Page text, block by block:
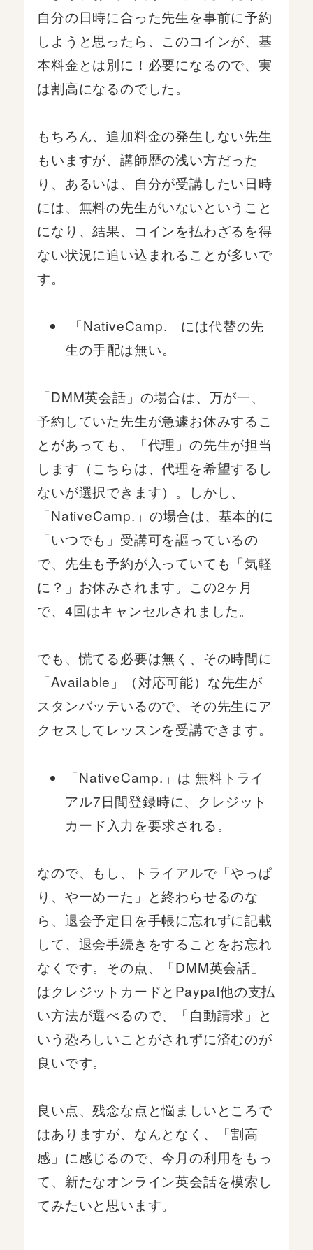
自分の日時に合った先生を事前に予約
しようと思ったら、このコインが、基
本料金とは別に！必要になるので、実
は割高になるのでした。
もちろん、追加料金の発生しない先生
もいますが、講師歴の浅い方だった
り、あるいは、自分が受講したい日時
には、無料の先生がいないということ
になり、結果、コインを払わざるを得
ない状況に追い込まれることが多いで
す。
「NativeCamp.」には代替の先
生の手配は無い。
「DMM英会話」の場合は、万が一、
予約していた先生が急遽お休みするこ
とがあっても、「代理」の先生が担当
します（こちらは、代理を希望するし
ないが選択できます）。しかし、
「NativeCamp.」の場合は、基本的に
「いつでも」受講可を謳っているの
で、先生も予約が入っていても「気軽
に？」お休みされます。この2ヶ月
で、4回はキャンセルされました。
でも、慌てる必要は無く、その時間に
「Available」（対応可能）な先生が
スタンバッテいるので、その先生にア
クセスしてレッスンを受講できます。
「NativeCamp.」は 無料トライ
アル7日間登録時に、クレジット
カード入力を要求される。
なので、もし、トライアルで「やっぱ
り、やーめーた」と終わらせるのな
ら、退会予定日を手帳に忘れずに記載
して、退会手続きをすることをお忘れ
なくです。その点、「DMM英会話」
はクレジットカードとPaypal他の支払
い方法が選べるので、「自動請求」と
いう恐ろしいことがされずに済むのが
良いです。
良い点、残念な点と悩ましいところで
はありますが、なんとなく、「割高
感」に感じるので、今月の利用をもっ
て、新たなオンライン英会話を模索し
てみたいと思います。